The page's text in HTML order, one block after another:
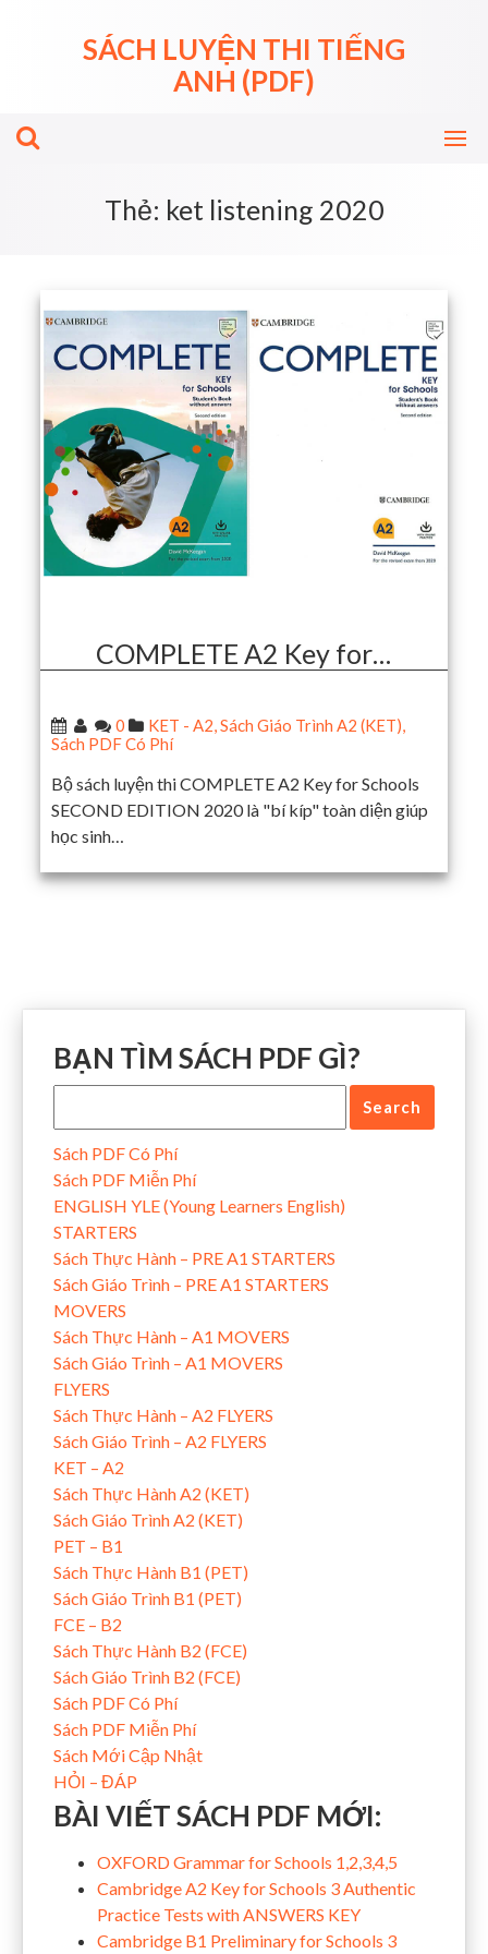
SÁCH LUYỆN THI TIẾNG
ANH (PDF)
Thẻ: ket listening 2020
COMPLETE A2 Key for…
0 KET - A2,Sách Giáo Trình A2 (KET),
Sách PDF Có Phí
Bộ sách luyện thi COMPLETE A2 Key for Schools
SECOND EDITION 2020 là "bí kíp" toàn diện giúp
học sinh…
BẠN TÌM SÁCH PDF GÌ?
Sách PDF Có Phí
Sách PDF Miễn Phí
ENGLISH YLE (Young Learners English)
STARTERS
Sách Thực Hành – PRE A1 STARTERS
Sách Giáo Trình – PRE A1 STARTERS
MOVERS
Sách Thực Hành – A1 MOVERS
Sách Giáo Trình – A1 MOVERS
FLYERS
Sách Thực Hành – A2 FLYERS
Sách Giáo Trình – A2 FLYERS
KET – A2
Sách Thực Hành A2 (KET)
Sách Giáo Trình A2 (KET)
PET – B1
Sách Thực Hành B1 (PET)
Sách Giáo Trình B1 (PET)
FCE – B2
Sách Thực Hành B2 (FCE)
Sách Giáo Trình B2 (FCE)
Sách PDF Có Phí
Sách PDF Miễn Phí
Sách Mới Cập Nhật
HỎI – ĐÁP
BÀI VIẾT SÁCH PDF MỚI:
OXFORD Grammar for Schools 1,2,3,4,5
Cambridge A2 Key for Schools 3 Authentic
Practice Tests with ANSWERS KEY
Cambridge B1 Preliminary for Schools 3